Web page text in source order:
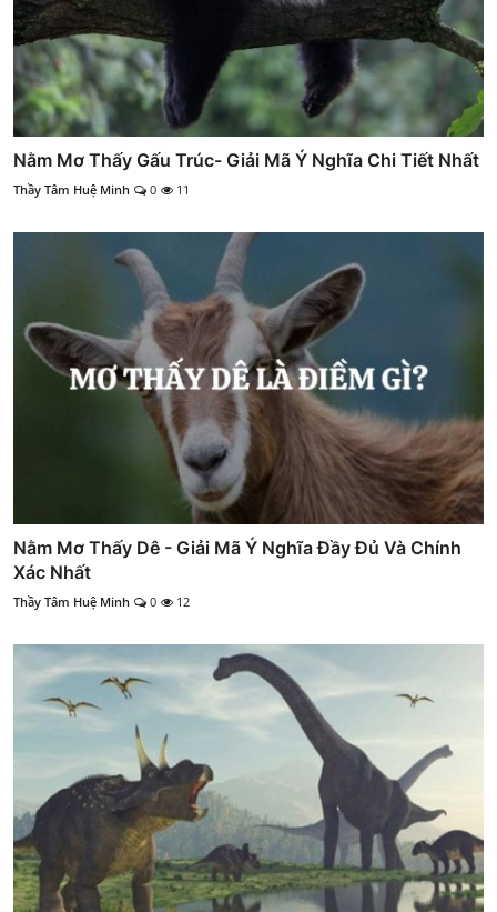
Nằm Mơ Thấy Gấu Trúc- Giải Mã Ý Nghĩa Chi Tiết Nhất
Thầy Tâm Huệ Minh 0 11
Nằm Mơ Thấy Dê - Giải Mã Ý Nghĩa Đầy Đủ Và Chính
Xác Nhất
Thầy Tâm Huệ Minh 0 12